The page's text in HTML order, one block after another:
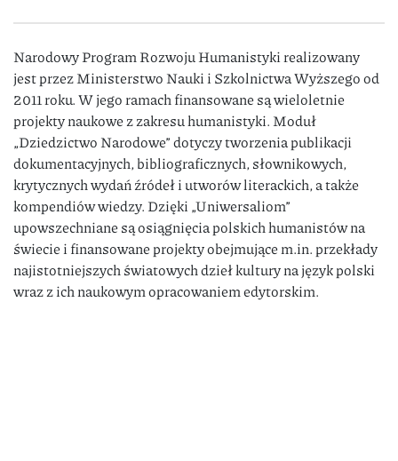
Narodowy Program Rozwoju Humanistyki realizowany
jest przez Ministerstwo Nauki i Szkolnictwa Wyższego od
2011 roku. W jego ramach finansowane są wieloletnie
projekty naukowe z zakresu humanistyki. Moduł
„Dziedzictwo Narodowe” dotyczy tworzenia publikacji
dokumentacyjnych, bibliograficznych, słownikowych,
krytycznych wydań źródeł i utworów literackich, a także
kompendiów wiedzy. Dzięki „Uniwersaliom”
upowszechniane są osiągnięcia polskich humanistów na
świecie i finansowane projekty obejmujące m.in. przekłady
najistotniejszych światowych dzieł kultury na język polski
wraz z ich naukowym opracowaniem edytorskim.